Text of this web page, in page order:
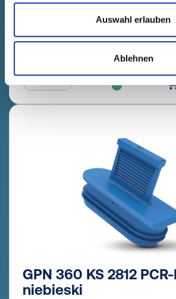
Auswahl erlauben
Ablehnen
GPN 360 KS 2812 PCR-
niebieski